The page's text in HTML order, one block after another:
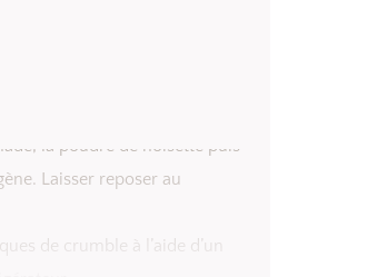
la poudre de noisette puis
Laisser reposer au
de crumble à l’aide d’un